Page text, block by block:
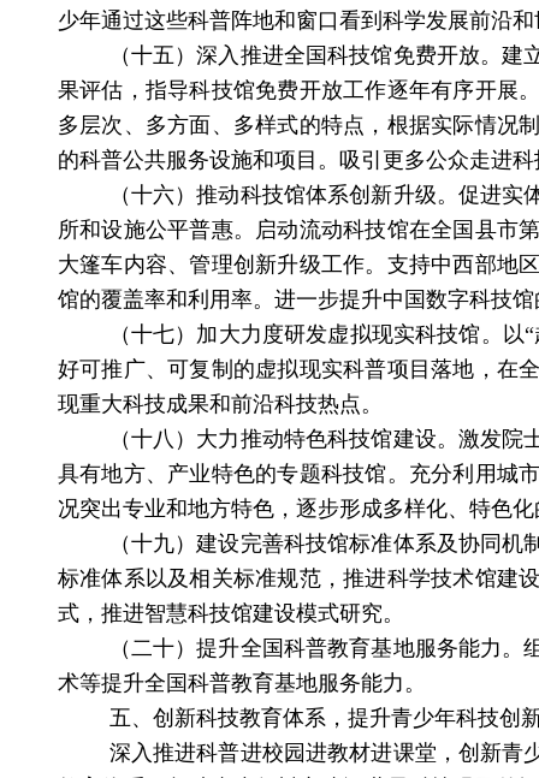
少年通过这些科普阵地和窗口看到科学发展前沿
（十五）深入推进全国科技馆免费开放。建
果评估，指导科技馆免费开放工作逐年有序开展
多层次、多方面、多样式的特点，根据实际情况
的科普公共服务设施和项目。吸引更多公众走进
（十六）推动科技馆体系创新升级。促进实
所和设施公平普惠。启动流动科技馆在全国县市
大篷车内容、管理创新升级工作。 支持中西部地
馆的覆盖率和利用率。进一步提升中国数字科技
（十七）加大力度研发虚拟现实科技馆。 以
好可推广、可复制的虚拟现实科普项目落地， 在
现重大科技成果和前沿科技热点。
（十八）大力推动特色科技馆建设。激发院
具有地方、产业特色的专题科技馆。充分利用城
况突出专业和地方特色，逐步形成多样化、特色
（十九）建设完善科技馆标准体系及协同机
标准体系以及相关标准规范，推进科学技术馆建
式，推进智慧科技馆建设模式研究。
（二十）提升全国科普教育基地服务能力。
术等提升全国科普教育基地服务能力。
五、创新科技教育体系，提升青少年科技创
深入推进科普进校园进教材进课堂，创新青